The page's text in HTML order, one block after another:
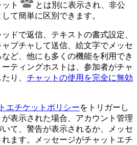
ト
とは別に表示され、非公
て簡単に区別できます。
ドで返信、テキストの書式設定、
プチャして送信、絵文字でメッセ
ど、他にも多くの機能を利用でき
ティングホストは、参加者がチャ
り、 チャットの使用を完全に無効
エチケットポリシーをトリガーし
表示された場合、アカウント管理
て、警告が表示されるか、メッセ
ます。メッセージがチャットエチ